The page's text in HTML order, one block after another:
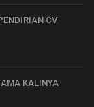
CV
KALINYA